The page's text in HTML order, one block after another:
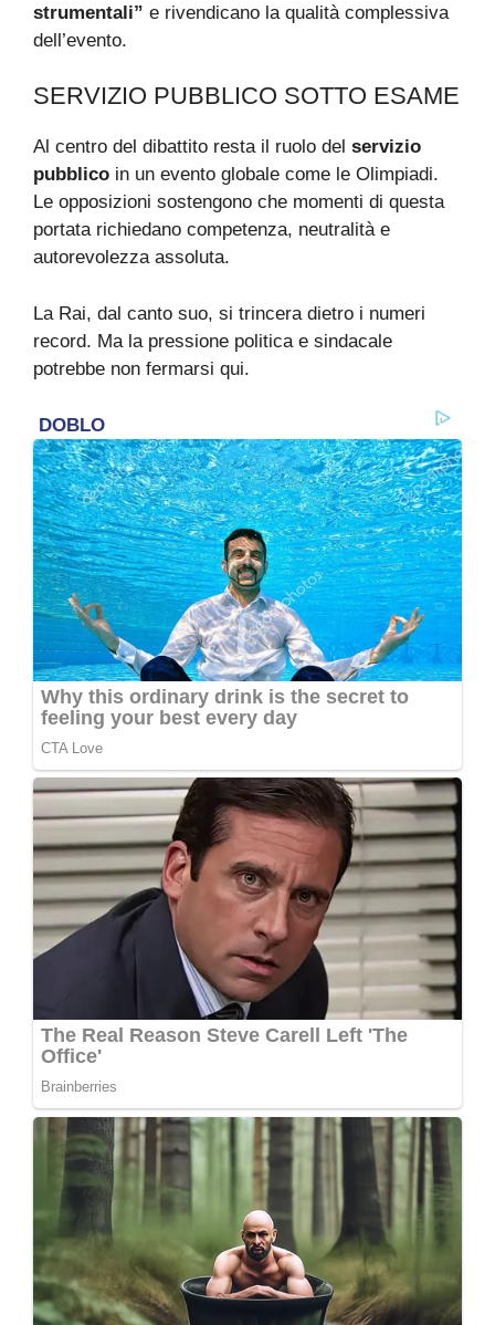
strumentali” e rivendicano la qualità complessiva
dell’evento.
SERVIZIO PUBBLICO SOTTO ESAME
Al centro del dibattito resta il ruolo del servizio
pubblico in un evento globale come le Olimpiadi.
Le opposizioni sostengono che momenti di questa
portata richiedano competenza, neutralità e
autorevolezza assoluta.
La Rai, dal canto suo, si trincera dietro i numeri
record. Ma la pressione politica e sindacale
potrebbe non fermarsi qui.